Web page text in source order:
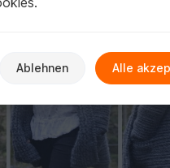
Ablehnen Alle